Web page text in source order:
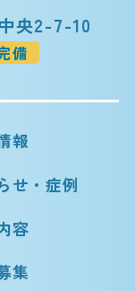
央2-7-10
備
報
せ・症例
容
集